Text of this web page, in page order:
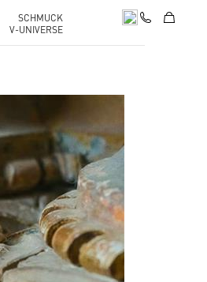
SCHMUCK
V-UNIVERSE